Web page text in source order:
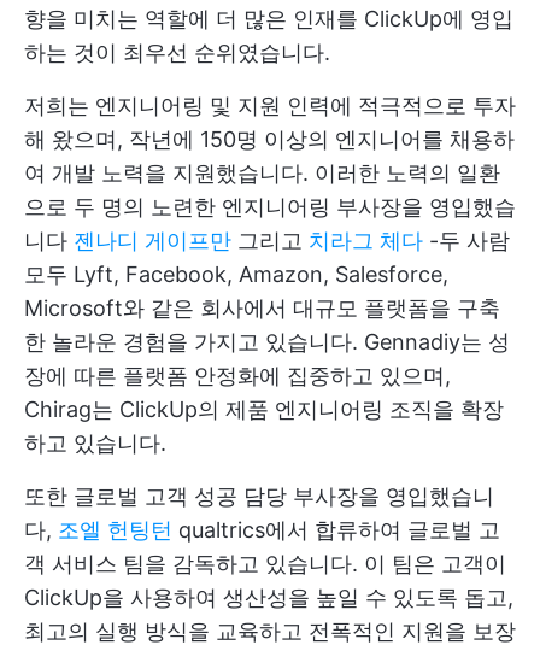
향을 미치는 역할에 더 많은 인재를 ClickUp에 영입
하는 것이 최우선 순위였습니다.
저희는 엔지니어링 및 지원 인력에 적극적으로 투자
해 왔으며, 작년에 150명 이상의 엔지니어를 채용하
여 개발 노력을 지원했습니다. 이러한 노력의 일환
으로 두 명의 노련한 엔지니어링 부사장을 영입했습
니다 젠나디 게이프만 그리고 치라그 체다 -두 사람
모두 Lyft, Facebook, Amazon, Salesforce,
Microsoft와 같은 회사에서 대규모 플랫폼을 구축
한 놀라운 경험을 가지고 있습니다. Gennadiy는 성
장에 따른 플랫폼 안정화에 집중하고 있으며,
Chirag는 ClickUp의 제품 엔지니어링 조직을 확장
하고 있습니다.
또한 글로벌 고객 성공 담당 부사장을 영입했습니
다, 조엘 헌팅턴 qualtrics에서 합류하여 글로벌 고
객 서비스 팀을 감독하고 있습니다. 이 팀은 고객이
ClickUp을 사용하여 생산성을 높일 수 있도록 돕고,
최고의 실행 방식을 교육하고 전폭적인 지원을 보장